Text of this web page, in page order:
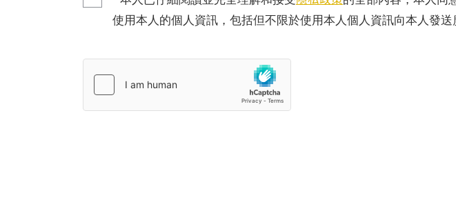
使用本人的個人資訊，包括但不限於使用本人個人資訊向本人發送